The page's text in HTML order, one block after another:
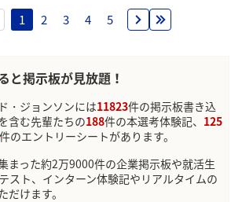
1 2 3 4 5
と掲示板が見放題！
・ジョンソンには11823件の掲示板書き込
含む先輩たちの188件の本選考体験記、 125
件のエントリーシートがあります。
まった約2万9000件の企業掲示板や就活生
スト、インターン体験記やリアルタイムの
だけます。